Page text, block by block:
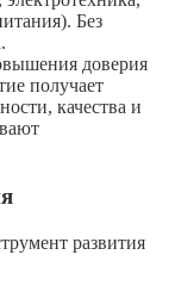
Без
доверия
получает
качества и
развития